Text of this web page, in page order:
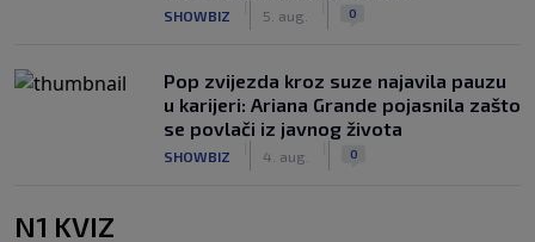
SHOWBIZ 5. aug. 0
Pop zvijezda kroz suze najavila pauzu
u karijeri: Ariana Grande pojasnila zašto
se povlači iz javnog života
SHOWBIZ 4. aug. 0
N1 KVIZ